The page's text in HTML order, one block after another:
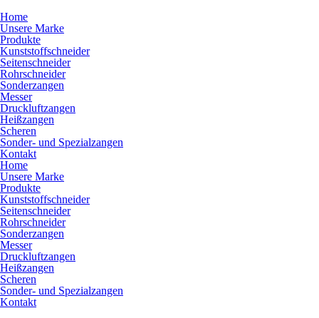
Home
Unsere Marke
Produkte
Kunststoffschneider
Seitenschneider
Rohrschneider
Sonderzangen
Messer
Druckluftzangen
Heißzangen
Scheren
Sonder- und Spezialzangen
Kontakt
Home
Unsere Marke
Produkte
Kunststoffschneider
Seitenschneider
Rohrschneider
Sonderzangen
Messer
Druckluftzangen
Heißzangen
Scheren
Sonder- und Spezialzangen
Kontakt